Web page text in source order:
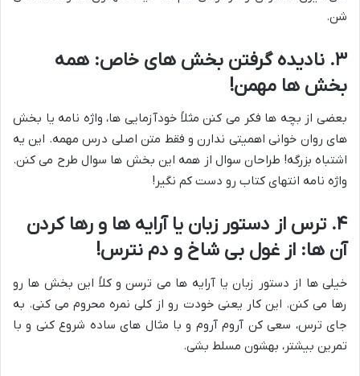
شن.
۳. نادیده گرفتن بخش های خاص: همه
بخش ها مهمن!
بعضی از بچه ها فکر می کنن مثلاً خودآزمایی ها، واژه نامه یا بخش
های روان خوانی اهمیتی ندارن و فقط متن اصلی درس مهمه. این یه
اشتباه بزرگه! طراحان سوال از همه این بخش ها سوال طرح می کنن.
واژه نامه انتهای کتاب رو دست کم نگیر!
۴. ترس از دستور زبان یا آرایه ها و رها کردن
آن ها: از غول بی شاخ و دم نترس!
خیلی ها از دستور زبان یا آرایه ها می ترسن و کلاً این بخش ها رو
رها می کنن. این کار یعنی خودت رو از کلی نمره محروم می کنی. به
جای ترس، سعی کن آروم آروم و با مثال های ساده شروع کنی و با
تمرین بیشتر، بهشون مسلط بشی.